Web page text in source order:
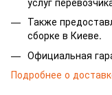
Также
сборке в Киеве.
Официальная
Подробнее о